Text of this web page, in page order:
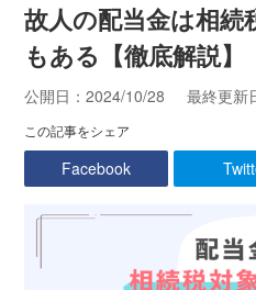
故人の配当金は相
もある【徹底解説】
公開日：2024/10/28 最終更新
この記事をシェア
Facebook